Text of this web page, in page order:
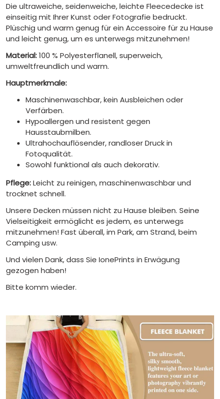
Die ultraweiche, seidenweiche, leichte Fleecedecke ist
einseitig mit Ihrer Kunst oder Fotografie bedruckt.
Plüschig und warm genug für ein Accessoire für zu Hause
und leicht genug, um es unterwegs mitzunehmen!
Material:100 % Polyesterflanell, superweich,
umweltfreundlich und warm.
Hauptmerkmale:
Maschinenwaschbar, kein Ausbleichen oder
Verfärben.
Hypoallergen und resistent gegen
Hausstaubmilben.
Ultrahochauflösender, randloser Druck in
Fotoqualität.
Sowohl funktional als auch dekorativ.
Pflege:Leicht zu reinigen, maschinenwaschbar und
trocknet schnell.
Unsere Decken müssen nicht zu Hause bleiben. Seine
Vielseitigkeit ermöglicht es jedem, es unterwegs
mitzunehmen! Fast überall, im Park, am Strand, beim
Camping usw.
Und vielen Dank, dass Sie IonePrints in Erwägung
gezogen haben!
Bitte komm wieder.